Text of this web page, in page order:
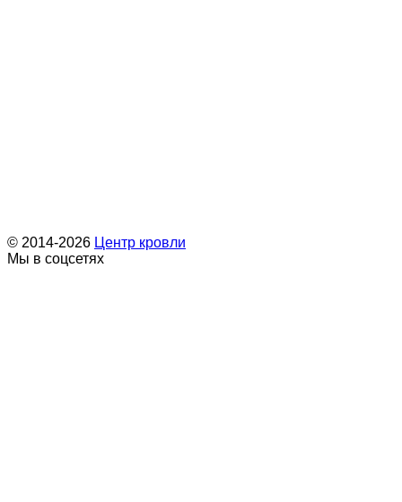
© 2014-2026 Центр кровли
Мы в соцсетях